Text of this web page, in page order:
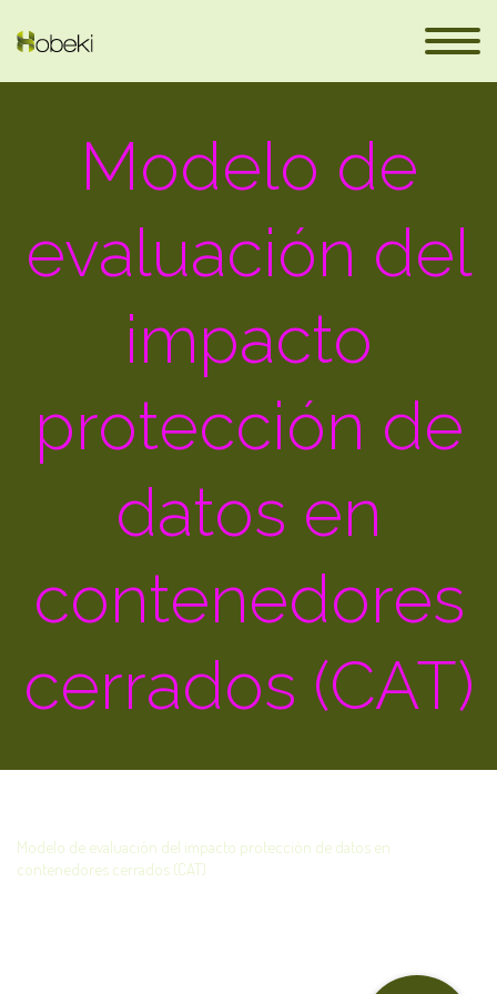
Modelo de
evaluación del
impacto
protección de
datos en
contenedores
cerrados (CAT)
Modelo de evaluación del impacto protección de datos en
contenedores cerrados (CAT)